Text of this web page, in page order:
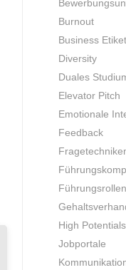
Burnout
Business
Diversity
Duales
Elevator Pitch
Emotionale
Feedback
Führungsrollen
High Potentials
Jobportale